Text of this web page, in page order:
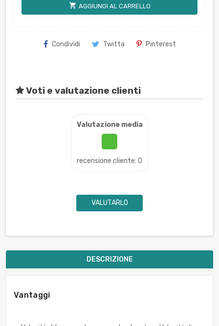
shopping_cart AGGIUNGI AL CARRELLO
Condividi Twitta Pinterest
Voti e valutazione clienti
Valutazione media
recensione cliente: 0
VALUTARLO
DESCRIZIONE
Vantaggi